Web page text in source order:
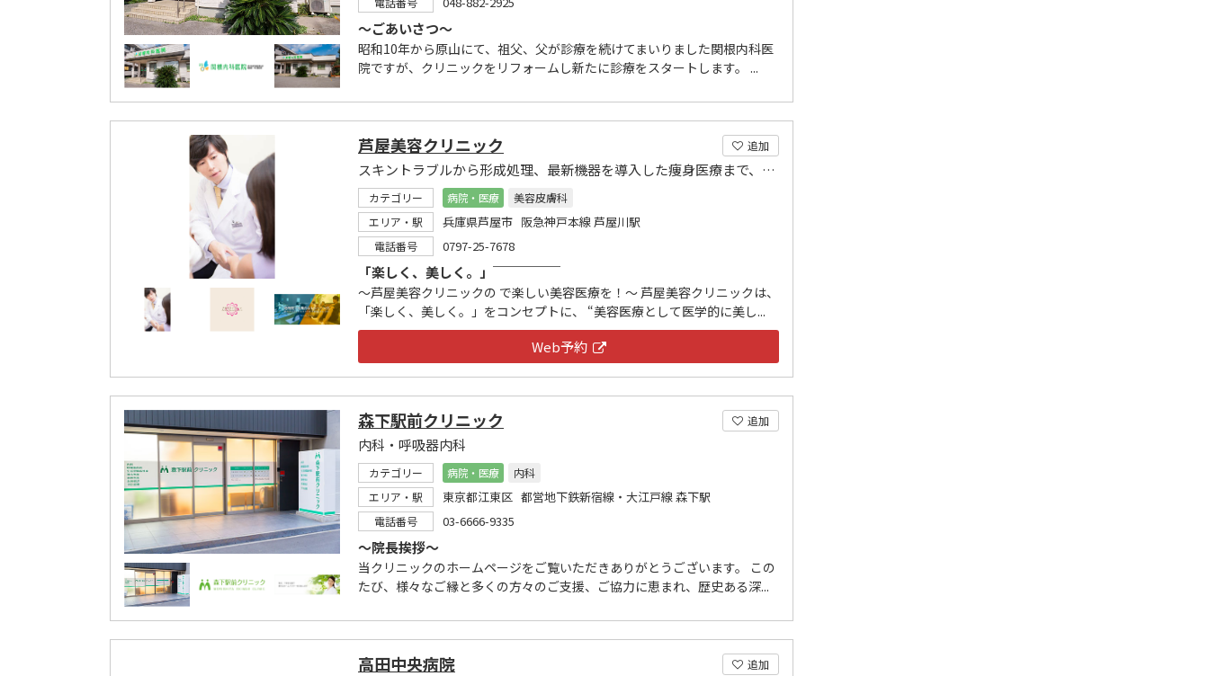
～ごあいさつ～
昭和10年から原山にて、祖父、父が診療を続けてまいりました関根内科医
院ですが、クリニックをリフォームし新たに診療をスタートします。 ...
追加
芦屋美容クリニック
スキントラブルから形成処理、最新機器を導入した痩身医療まで、総合的な治療を行なっています。
カテゴリー 病院・医療
美容皮膚科
エリア・駅
兵庫県芦屋市 阪急神戸本線 芦屋川駅
電話番号 0797-25-7678
「楽しく、美しく。」￣￣￣￣￣
～芦屋美容クリニックの で楽しい美容医療を！～ 芦屋美容クリニックは、
「楽しく、美しく。」をコンセプトに、 “美容医療として医学的に美し...
Web予約
追加
森下駅前クリニック
内科・呼吸器内科
カテゴリー 病院・医療
内科
エリア・駅
東京都江東区 都営地下鉄新宿線・大江戸線 森下駅
電話番号 03-6666-9335
～院長挨拶～
当クリニックのホームページをご覧いただきありがとうございます。 この
たび、様々なご縁と多くの方々のご支援、ご協力に恵まれ、歴史ある深...
追加
高田中央病院